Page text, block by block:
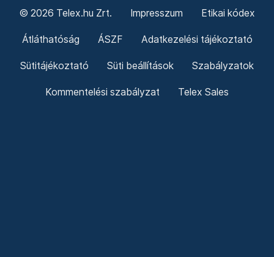
© 2026 Telex.hu Zrt. Impresszum Etikai kódex
Átláthatóság ÁSZF Adatkezelési tájékoztató
Sütitájékoztató Süti beállítások Szabályzatok
Kommentelési szabályzat Telex Sales